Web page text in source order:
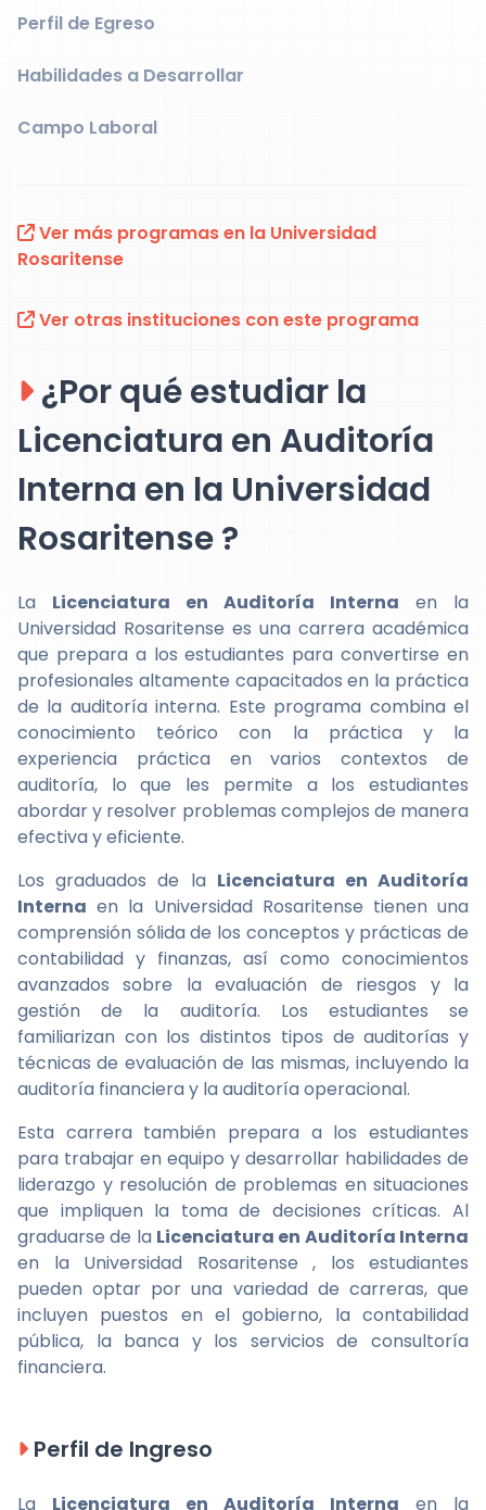
Perfil de Egreso
Habilidades a Desarrollar
Campo Laboral
Ver más programas en la Universidad
Rosaritense
Ver otras instituciones con este programa
¿Por qué estudiar la
Licenciatura en Auditoría
Interna en la Universidad
Rosaritense ?
La Licenciatura en Auditoría Interna en la
Universidad Rosaritense es una carrera académica
que prepara a los estudiantes para convertirse en
profesionales altamente capacitados en la práctica
de la auditoría interna. Este programa combina el
conocimiento teórico con la práctica y la
experiencia práctica en varios contextos de
auditoría, lo que les permite a los estudiantes
abordar y resolver problemas complejos de manera
efectiva y eficiente.
Los graduados de la Licenciatura en Auditoría
Interna en la Universidad Rosaritense tienen una
comprensión sólida de los conceptos y prácticas de
contabilidad y finanzas, así como conocimientos
avanzados sobre la evaluación de riesgos y la
gestión de la auditoría. Los estudiantes se
familiarizan con los distintos tipos de auditorías y
técnicas de evaluación de las mismas, incluyendo la
auditoría financiera y la auditoría operacional.
Esta carrera también prepara a los estudiantes
para trabajar en equipo y desarrollar habilidades de
liderazgo y resolución de problemas en situaciones
que impliquen la toma de decisiones críticas. Al
graduarse de la Licenciatura en Auditoría Interna
en la Universidad Rosaritense , los estudiantes
pueden optar por una variedad de carreras, que
incluyen puestos en el gobierno, la contabilidad
pública, la banca y los servicios de consultoría
financiera.
Perfil de Ingreso
La Licenciatura en Auditoría Interna en la